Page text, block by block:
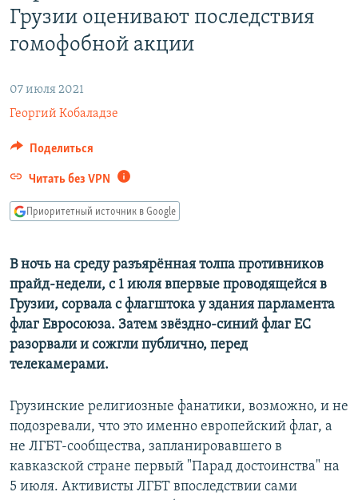
РАСПИСАНИЕ ВЕЩАНИЯ
ПОДПИШИТЕСЬ НА РАССЫЛКУ
СОЦИАЛЬНЫЕ СЕТИ
Грузии оценивают последствия
гомофобной акции
07 июля 2021
Георгий Кобаладзе
Поделиться
Читать без VPN
Приоритетный источник в Google
В ночь на среду разъярённая толпа противников
прайд-недели, с 1 июля впервые проводящейся в
Грузии, сорвала с флагштока у здания парламента
флаг Евросоюза. Затем звёздно-синий флаг ЕС
разорвали и сожгли публично, перед
телекамерами.
Грузинские религиозные фанатики, возможно, и не
подозревали, что это именно европейский флаг, а
не ЛГБТ-сообщества, запланировавшего в
кавказской стране первый "Парад достоинства" на
5 июля. Активисты ЛГБТ впоследствии сами